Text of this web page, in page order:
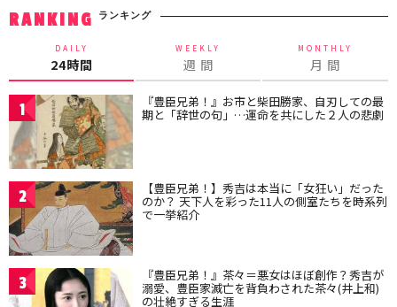
RANKING ランキング
DAILY
24時間
WEEKLY
週 間
MONTHLY
月 間
1 『豊臣兄弟！』お市と柴田勝家、自刃しての最
期と「辞世の句」…運命を共にした２人の悲劇
2 【豊臣兄弟！】秀吉は本当に「女狂い」だった
のか？ 天下人を彩った11人の側室たちを時系列
で一挙紹介
3 『豊臣兄弟！』茶々＝悪女はほぼ創作？秀吉が
溺愛、豊臣家滅亡を背負わされた茶々(井上和)
の壮絶すぎる生涯